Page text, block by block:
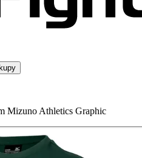
Mizuno Athletics Graphic